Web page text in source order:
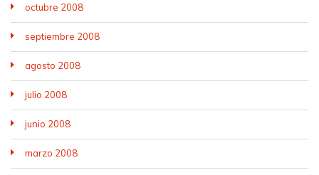
octubre 2008
septiembre 2008
agosto 2008
julio 2008
junio 2008
marzo 2008